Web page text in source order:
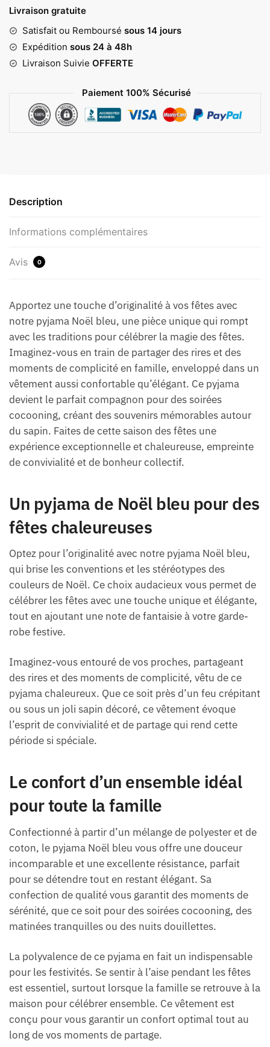
Livraison gratuite
Satisfait ou Remboursé sous 14 jours
Expédition sous 24 à 48h
Livraison Suivie OFFERTE
Paiement 100% Sécurisé
Description
Informations complémentaires
Avis 0
Apportez une touche d’originalité à vos fêtes avec
notre pyjama Noël bleu, une pièce unique qui rompt
avec les traditions pour célébrer la magie des fêtes.
Imaginez-vous en train de partager des rires et des
moments de complicité en famille, enveloppé dans un
vêtement aussi confortable qu’élégant. Ce pyjama
devient le parfait compagnon pour des soirées
cocooning, créant des souvenirs mémorables autour
du sapin. Faites de cette saison des fêtes une
expérience exceptionnelle et chaleureuse, empreinte
de convivialité et de bonheur collectif.
Un pyjama de Noël bleu pour des
fêtes chaleureuses
Optez pour l’originalité avec notre pyjama Noël bleu,
qui brise les conventions et les stéréotypes des
couleurs de Noël. Ce choix audacieux vous permet de
célébrer les fêtes avec une touche unique et élégante,
tout en ajoutant une note de fantaisie à votre garde-
robe festive.
Imaginez-vous entouré de vos proches, partageant
des rires et des moments de complicité, vêtu de ce
pyjama chaleureux. Que ce soit près d’un feu crépitant
ou sous un joli sapin décoré, ce vêtement évoque
l’esprit de convivialité et de partage qui rend cette
période si spéciale.
Le confort d’un ensemble idéal
pour toute la famille
Confectionné à partir d’un mélange de polyester et de
coton, le pyjama Noël bleu vous offre une douceur
incomparable et une excellente résistance, parfait
pour se détendre tout en restant élégant. Sa
confection de qualité vous garantit des moments de
sérénité, que ce soit pour des soirées cocooning, des
matinées tranquilles ou des nuits douillettes.
La polyvalence de ce pyjama en fait un indispensable
pour les festivités. Se sentir à l’aise pendant les fêtes
est essentiel, surtout lorsque la famille se retrouve à la
maison pour célébrer ensemble. Ce vêtement est
conçu pour vous garantir un confort optimal tout au
long de vos moments de partage.